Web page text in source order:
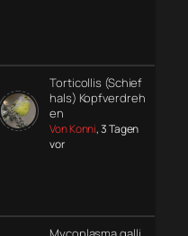
Torticollis (Schief
hals) Kopfverdreh
en
Von Konni, 3 Tagen
vor